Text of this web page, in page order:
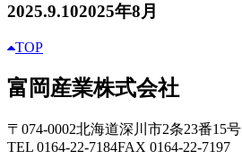
2025.9.102025年8月
TOP
富岡産業株式会社
〒074-0002北海道深川市2条23番15号
TEL 0164-22-7184FAX 0164-22-7197